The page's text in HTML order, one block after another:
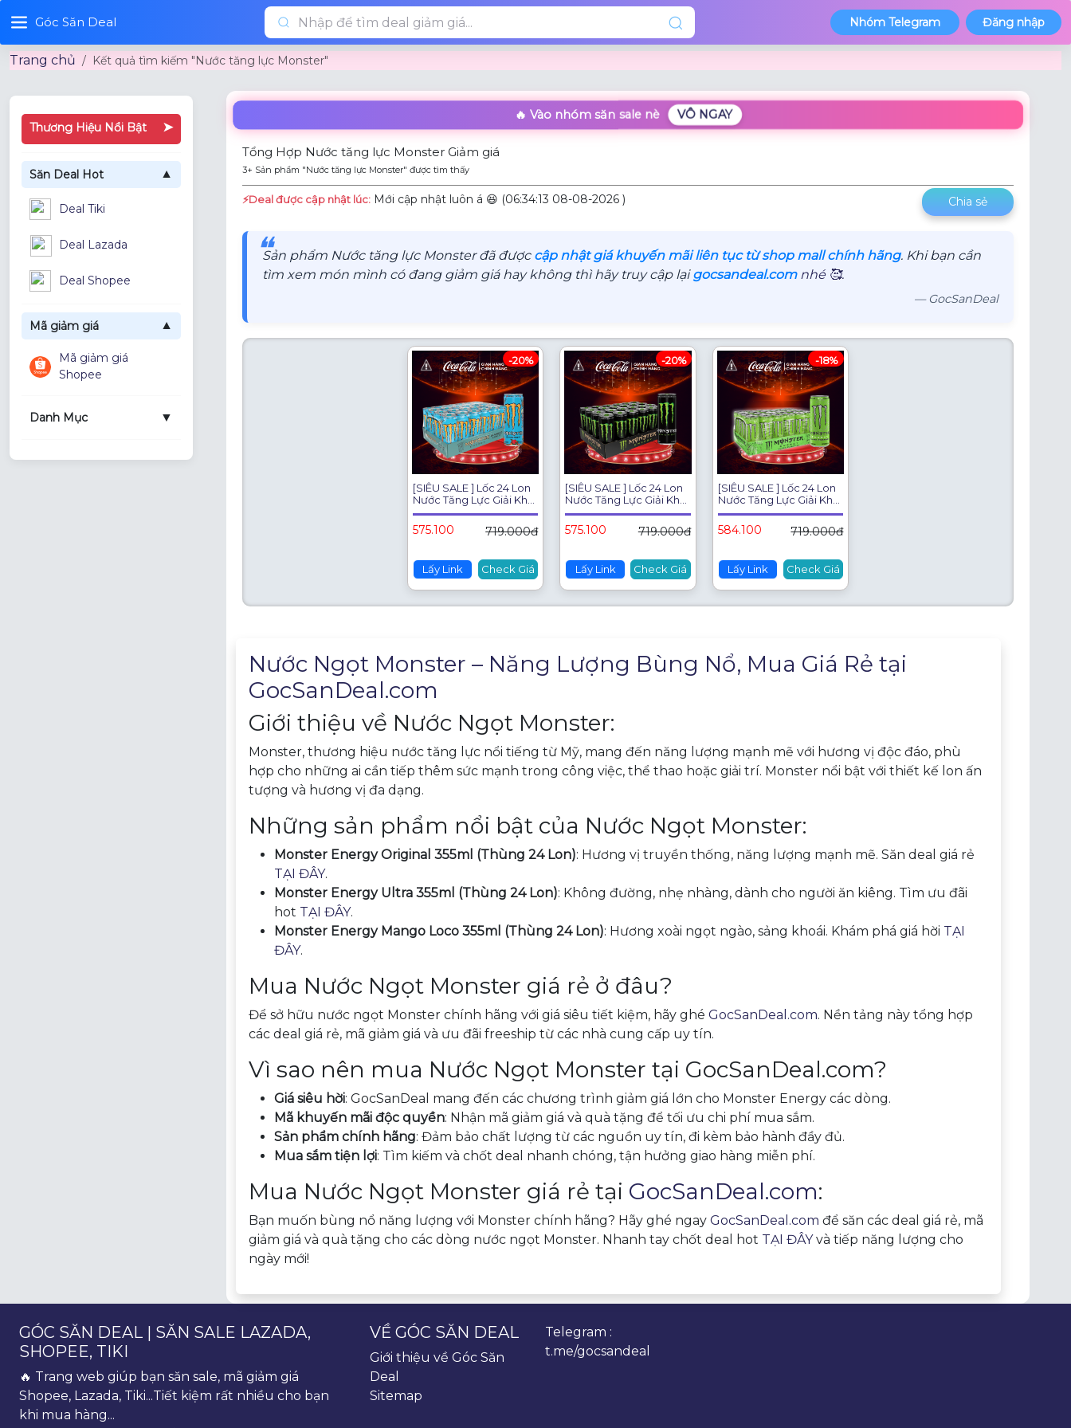
Góc Săn Deal Nhóm Telegram Đăng nhập
Trang chủ Kết quả tìm kiếm "Nước tăng lực Monster"
Thương Hiệu Nổi Bật ➤
Săn Deal Hot ▼
Deal Tiki
Deal Lazada
Deal Shopee
Mã giảm giá ▼
Mã giảm giá
Shopee
Danh Mục ▼
🔥 Vào nhóm săn sale nè VÔ NGAY
Tổng Hợp Nước tăng lực Monster Giảm giá
3+ Sản phẩm "Nước tăng lực Monster" được tìm thấy
⚡️Deal được cập nhật lúc: Mới cập nhật luôn á 😆 (06:34:13 08-08-2026 ) Chia sẻ
❝
Sản phẩm Nước tăng lực Monster đã được cập nhật giá khuyến mãi liên tục từ shop mall chính hãng. Khi bạn cần
tìm xem món mình có đang giảm giá hay không thì hãy truy cập lạigocsandeal.comnhé 🥰.
— GocSanDeal
[SIÊU SALE ] Lốc 24 Lon
Nước Tăng Lực Giải Khát
Monster Energy Mango
Loco Vị Xoài 355ml/Lon
Sale 8.8 Coca-Cola
575.100 719.000đ
Lấy Link Check Giá
-20%
[SIÊU SALE ] Lốc 24 Lon
Nước Tăng Lực Giải Khát
Monster Energy
355ml/Lon Sale 8.8
Coca-Cola Chính
575.100 719.000đ
Lấy Link Check Giá
-20%
[SIÊU SALE ] Lốc 24 Lon
Nước Tăng Lực Giải Khát
Monster Energy Ultra
Paradise 355ml/Lon Sale
8.8 Coca-Cola Chính
584.100 719.000đ
Lấy Link Check Giá
-18%
Nước Ngọt Monster – Năng Lượng Bùng Nổ, Mua Giá Rẻ tại
GocSanDeal.com
Giới thiệu về Nước Ngọt Monster:
Monster, thương hiệu nước tăng lực nổi tiếng từ Mỹ, mang đến năng lượng mạnh mẽ với hương vị độc đáo, phù
hợp cho những ai cần tiếp thêm sức mạnh trong công việc, thể thao hoặc giải trí. Monster nổi bật với thiết kế lon ấn
tượng và hương vị đa dạng.
Những sản phẩm nổi bật của Nước Ngọt Monster:
Monster Energy Original 355ml (Thùng 24 Lon): Hương vị truyền thống, năng lượng mạnh mẽ. Săn deal giá rẻ
TẠI ĐÂY.
Monster Energy Ultra 355ml (Thùng 24 Lon): Không đường, nhẹ nhàng, dành cho người ăn kiêng. Tìm ưu đãi
hot TẠI ĐÂY.
Monster Energy Mango Loco 355ml (Thùng 24 Lon): Hương xoài ngọt ngào, sảng khoái. Khám phá giá hời TẠI
ĐÂY.
Mua Nước Ngọt Monster giá rẻ ở đâu?
Để sở hữu nước ngọt Monster chính hãng với giá siêu tiết kiệm, hãy ghé GocSanDeal.com. Nền tảng này tổng hợp
các deal giá rẻ, mã giảm giá và ưu đãi freeship từ các nhà cung cấp uy tín.
Vì sao nên mua Nước Ngọt Monster tại GocSanDeal.com?
Giá siêu hời: GocSanDeal mang đến các chương trình giảm giá lớn cho Monster Energy các dòng.
Mã khuyến mãi độc quyền: Nhận mã giảm giá và quà tặng để tối ưu chi phí mua sắm.
Sản phẩm chính hãng: Đảm bảo chất lượng từ các nguồn uy tín, đi kèm bảo hành đầy đủ.
Mua sắm tiện lợi: Tìm kiếm và chốt deal nhanh chóng, tận hưởng giao hàng miễn phí.
Mua Nước Ngọt Monster giá rẻ tại GocSanDeal.com:
Bạn muốn bùng nổ năng lượng với Monster chính hãng? Hãy ghé ngay GocSanDeal.com để săn các deal giá rẻ, mã
giảm giá và quà tặng cho các dòng nước ngọt Monster. Nhanh tay chốt deal hot TẠI ĐÂYvà tiếp năng lượng cho
ngày mới!
GÓC SĂN DEAL | SĂN SALE LAZADA,
SHOPEE, TIKI
🔥 Trang web giúp bạn săn sale, mã giảm giá
Shopee, Lazada, Tiki...Tiết kiệm rất nhiều cho bạn
khi mua hàng...
VỀ GÓC SĂN DEAL
Giới thiệu về Góc Săn
Deal
Sitemap
Telegram :
t.me/gocsandeal